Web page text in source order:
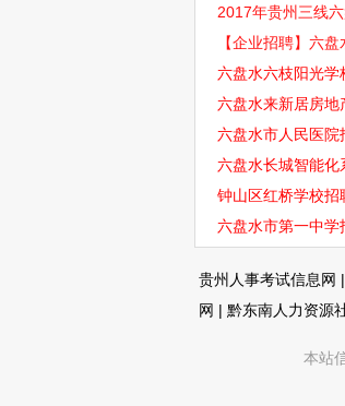
2017年贵州三线
【企业招聘】六
六盘水六枝阳光学
六盘水来新居房地
六盘水市人民医院
六盘水长城智能化
钟山区红桥学校招
六盘水市第一中学
贵州人事考试信息网 |
网 | 黔东南人力资源
本站